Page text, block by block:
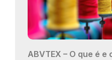
ABVTEX – O que é